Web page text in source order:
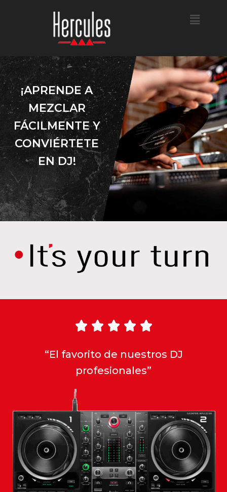
¡APRENDE A
MEZCLAR
FÁCILMENTE Y
CONVIÉRTETE
EN DJ!
    
“El favorito de nuestros DJ
profesionales”